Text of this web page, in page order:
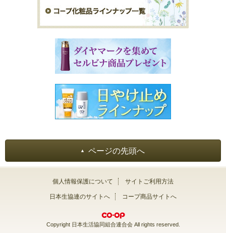
ページの先頭へ
個人情報保護について サイトご利用方法
日本生協連のサイトへ コープ商品サイトへ
Copyright 日本生活協同組合連合会 All rights reserved.